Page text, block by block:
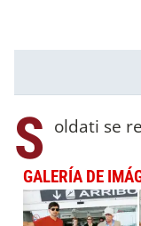
S oldati se
GALERÍA DE